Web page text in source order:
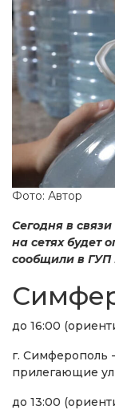
Фото: Автор
Сегодня в
на сетях будет
сообщили в
до 16:00
г. Симферополь
прилегающие
до 13:00